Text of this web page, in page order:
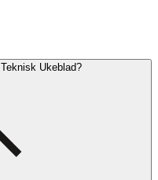
Ukeblad?